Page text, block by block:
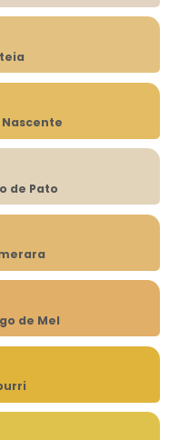
Nascente
de Pato
de Mel